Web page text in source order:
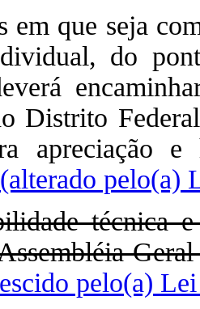
em que seja
do
Distrito
apreciação
(alterado pelo(a)
técnica
pelo(a)